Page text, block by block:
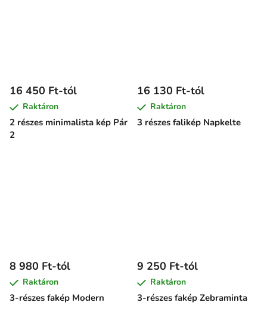
2 részes minimalista kép Pár
2
16 450 Ft-tól
Raktáron
3 részes falikép Napkelte
16 130 Ft-tól
Raktáron
3-részes fakép Modern
8 980 Ft-tól
Raktáron
3-részes fakép Zebraminta
9 250 Ft-tól
Raktáron